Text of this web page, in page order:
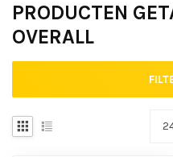
PRODUCTEN
OVERALL